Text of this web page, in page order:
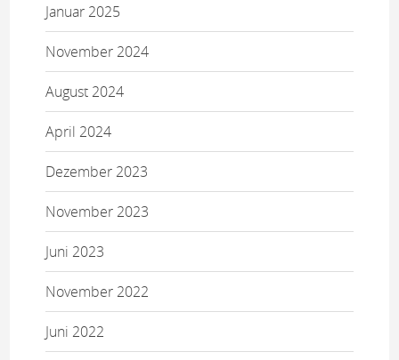
Januar 2025
November 2024
August 2024
April 2024
Dezember 2023
November 2023
Juni 2023
November 2022
Juni 2022